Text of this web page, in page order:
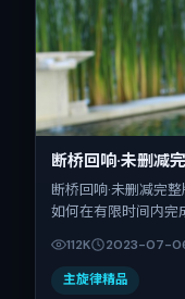
断桥回响·未删减
断桥回响·未删减完
如何在有限时间内完
2023-07-06 起陆续
长174分钟。
112K 2023-07-
主旋律精品